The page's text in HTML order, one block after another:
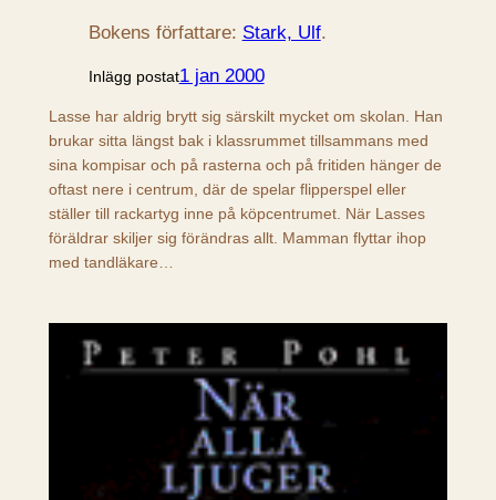
Bokens författare: Stark, Ulf.
Inlägg postat1 jan 2000
Lasse har aldrig brytt sig särskilt mycket om skolan. Han
brukar sitta längst bak i klassrummet tillsammans med
sina kompisar och på rasterna och på fritiden hänger de
oftast nere i centrum, där de spelar flipperspel eller
ställer till rackartyg inne på köpcentrumet. När Lasses
föräldrar skiljer sig förändras allt. Mamman flyttar ihop
med tandläkare…